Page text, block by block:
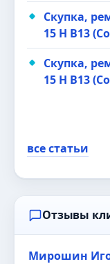
Скупка,
15 H B13
Скупка,
15 H B13
все статьи
Отзывы
Мирошин